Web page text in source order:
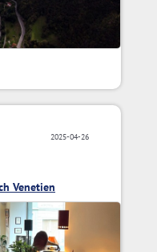
2025-04-26
Venetien